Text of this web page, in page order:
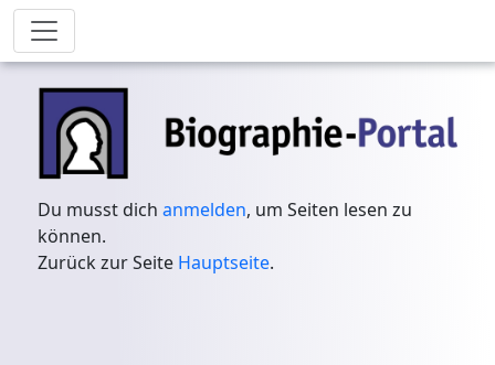
Du musst dichanmelden, um Seiten lesen zu
können.
Zurück zur Seite Hauptseite.